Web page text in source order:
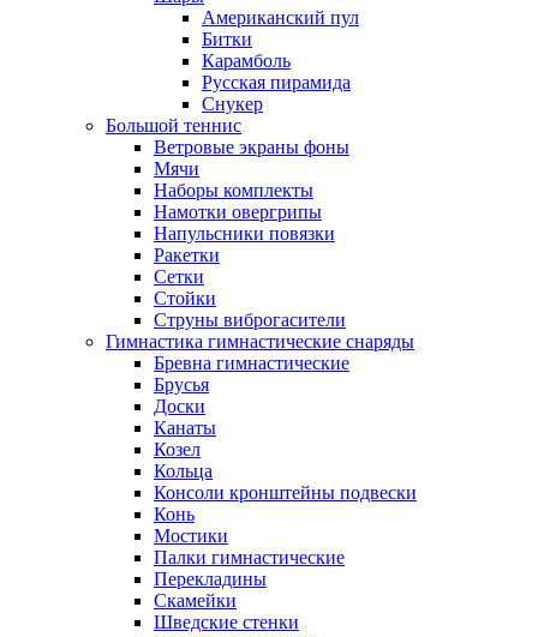
Американский пул
Битки
Карамболь
Русская пирамида
Снукер
Большой теннис
Ветровые экраны фоны
Мячи
Наборы комплекты
Намотки овергрипы
Напульсники повязки
Ракетки
Сетки
Стойки
Струны виброгасители
Гимнастика гимнастические снаряды
Бревна гимнастические
Брусья
Доски
Канаты
Козел
Кольца
Консоли кронштейны подвески
Конь
Мостики
Палки гимнастические
Перекладины
Скамейки
Шведские стенки